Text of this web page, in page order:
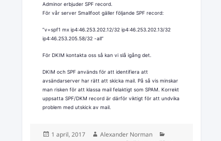
Adminor erbjuder SPF record.
För vår server Smallfoot gäller följande SPF record:
”v=spf1 mx ip4:46.253.202.12/32 ip4:46.253.202.13/32
ip4:46.253.205.58/32 -all”
För DKIM kontakta oss så kan vi slå igång det.
DKIM och SPF används för att identifiera att
avsändarserver har rätt att skicka mail. På så vis minskar
man risken för att klassa mail felaktigt som SPAM. Korrekt
uppsatta SPF/DKM record är därför viktigt för att undvika
problem med utskick av mail.
Postat
1 april, 2017 Författare
Alexander Norman